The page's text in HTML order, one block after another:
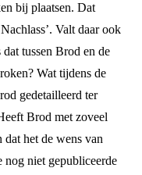
bij plaatsen. Dat
Valt daar ook
tussen Brod en de
Wat tijdens de
gedetailleerd ter
Brod met zoveel
dat het de wens van
nog niet gepubliceerde